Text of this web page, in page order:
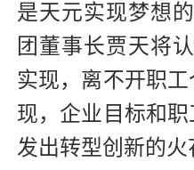
是天元实现梦想
团董事长贾天将
实现，离不开职
现，企业目标和
发出转型创新的火